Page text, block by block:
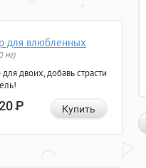
для влюбленных
мг)
двоих, добавь страсти
Р Купить